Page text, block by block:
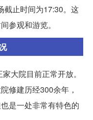
截止时间为17:30。这
参观和游览。
大院目前正常开放。
修建历经300余年，
是一处非常有特色的